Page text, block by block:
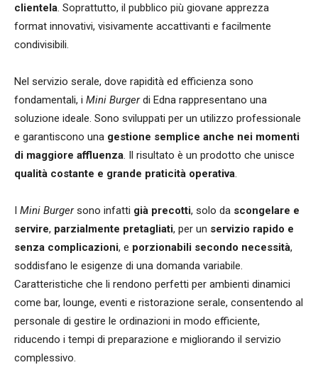
clientela. Soprattutto, il pubblico più giovane apprezza
format innovativi, visivamente accattivanti e facilmente
condivisibili.
Nel servizio serale, dove rapidità ed efficienza sono
fondamentali, i Mini Burgerdi Edna rappresentano una
soluzione ideale. Sono sviluppati per un utilizzo professionale
e garantiscono una gestione semplice anche nei momenti
di maggiore affluenza. Il risultato è un prodotto che unisce
qualità costante e grande praticità operativa.
I Mini Burgersono infatti già precotti, solo da scongelare e
servire, parzialmente pretagliati, per un servizio rapido e
senza complicazioni, e porzionabili secondo necessità,
soddisfano le esigenze di una domanda variabile.
Caratteristiche che li rendono perfetti per ambienti dinamici
come bar, lounge, eventi e ristorazione serale, consentendo al
personale di gestire le ordinazioni in modo efficiente,
riducendo i tempi di preparazione e migliorando il servizio
complessivo.